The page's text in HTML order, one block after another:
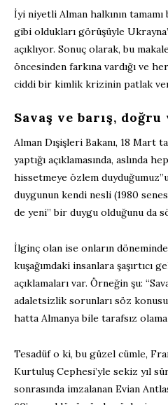
İyi niyetli Alman halkının
gibi oldukları görüşüyle
açıklıyor. Sonuç olarak, bu
öncesinden farkına vardığı ve her
ciddi bir kimlik krizinin patlak
Savaş ve barış,
Alman Dışişleri Bakanı, 18 Mart
yaptığı açıklamasında, aslında
hissetmeye özlem
duygunun kendi nesli (1980
de yeni” bir duygu olduğunu da
İlginç olan ise onların
kuşağımdaki insanlara şaşırtıcı
açıklamaları var. Örneğin şu:
adaletsizlik sorunları söz
hatta Almanya bile tarafsız
Tesadüf o ki, bu güzel cümle,
Kurtuluş Cephesi’yle sekiz yıl
sonrasında imzalanan Evian